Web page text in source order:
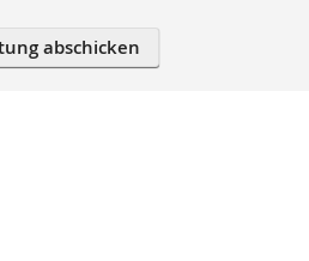
abschicken